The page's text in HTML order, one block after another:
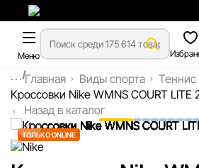
Меню
...Главная Виды спорта
Теннис
Кроссовки Nike WMNS COURT LITE
Назад в каталог
ТОЛЬКО ONLINE